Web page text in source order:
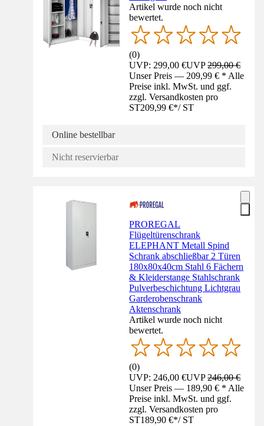
Artikel wurde noch nicht
bewertet.
(0)
UVP: 299,00 €UVP299,00 €
Unser Preis — 209,99 € * Alle
Preise inkl. MwSt. und ggf.
zzgl. Versandkosten pro
ST209,99 €*/ ST
Online bestellbar
Nicht reservierbar
PROREGAL
Flügeltürenschrank
ELEPHANT Metall Spind
Schrank abschließbar 2 Türen
180x80x40cm Stahl 6 Fächern
& Kleiderstange Stahlschrank
Pulverbeschichtung Lichtgrau
Garderobenschrank
Aktenschrank
Artikel wurde noch nicht
bewertet.
(0)
UVP: 246,00 €UVP246,00 €
Unser Preis — 189,90 € * Alle
Preise inkl. MwSt. und ggf.
zzgl. Versandkosten pro
ST189,90 €*/ ST